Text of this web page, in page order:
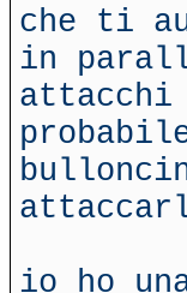
che ti
in
io ho